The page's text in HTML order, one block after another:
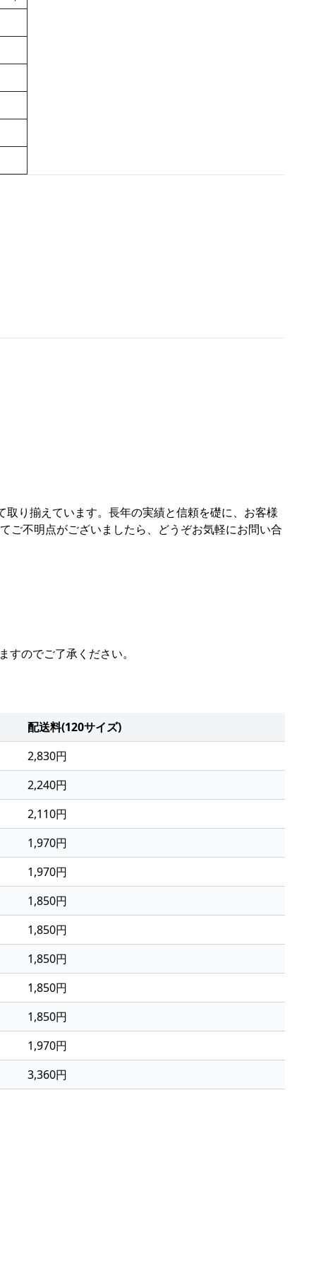
り揃えています。長年の実績と信頼を礎に、お客様
ご不明点がございましたら、どうぞお気軽にお問い合
のでご了承ください。
配送料(120サイズ)
2,830円
2,240円
2,110円
1,970円
1,970円
1,850円
1,850円
1,850円
1,850円
1,850円
1,970円
3,360円